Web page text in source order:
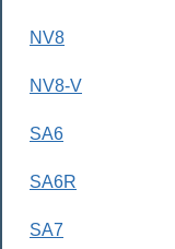
NV8
NV8-V
SA6
SA6R
SA7